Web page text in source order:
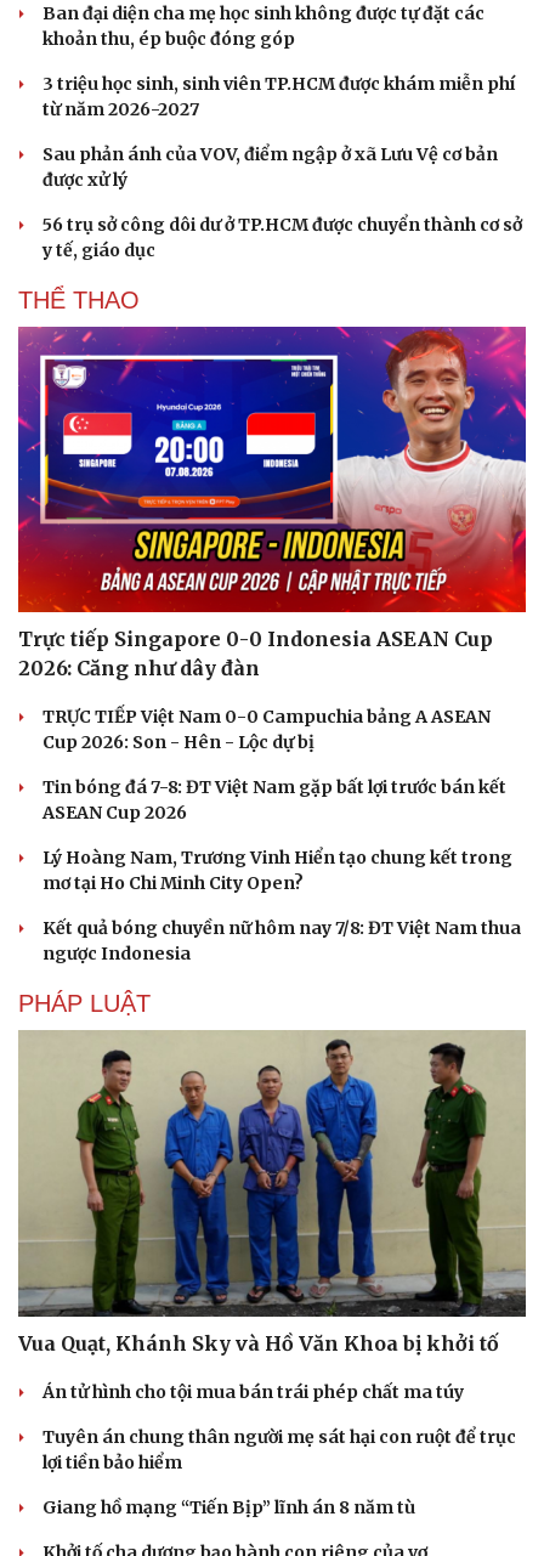
Văn hóa
Sân khấu - Điện ảnh
Văn học
Âm nhạc
Di sản
Giải trí
Thời trang
Sao Việt
Ban đại diện cha mẹ học sinh không được tự đặt các
khoản thu, ép buộc đóng góp
3 triệu học sinh, sinh viên TP.HCM được khám miễn phí
từ năm 2026-2027
Sau phản ánh của VOV, điểm ngập ở xã Lưu Vệ cơ bản
được xử lý
56 trụ sở công dôi dư ở TP.HCM được chuyển thành cơ sở
y tế, giáo dục
THỂ THAO
Trực tiếp Singapore 0-0 Indonesia ASEAN Cup
2026: Căng như dây đàn
TRỰC TIẾP Việt Nam 0-0 Campuchia bảng A ASEAN
Cup 2026: Son - Hên - Lộc dự bị
Tin bóng đá 7-8: ĐT Việt Nam gặp bất lợi trước bán kết
ASEAN Cup 2026
Lý Hoàng Nam, Trương Vinh Hiển tạo chung kết trong
mơ tại Ho Chi Minh City Open?
Kết quả bóng chuyền nữ hôm nay 7/8: ĐT Việt Nam thua
ngược Indonesia
PHÁP LUẬT
Vua Quạt, Khánh Sky và Hồ Văn Khoa bị khởi tố
Án tử hình cho tội mua bán trái phép chất ma túy
Tuyên án chung thân người mẹ sát hại con ruột để trục
lợi tiền bảo hiểm
Giang hồ mạng “Tiến Bịp” lĩnh án 8 năm tù